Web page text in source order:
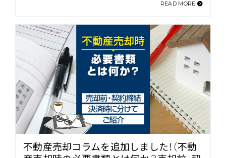
READ MORE
不動産売却コラムを追加しました！（不動